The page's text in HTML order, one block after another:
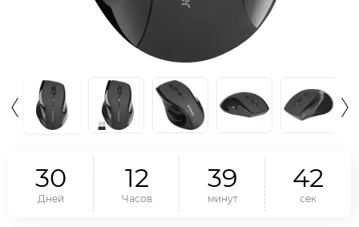
30
Дней
12
Часов
39
минут
41
сек